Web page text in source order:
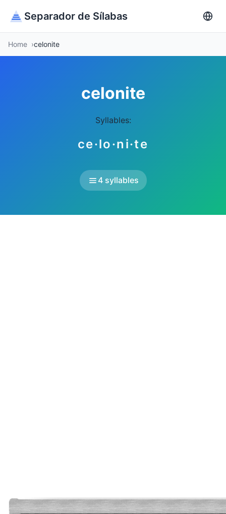
Separador de Sílabas
Home celonite
celonite
Syllables:
ce·lo·ni·te
4 syllables